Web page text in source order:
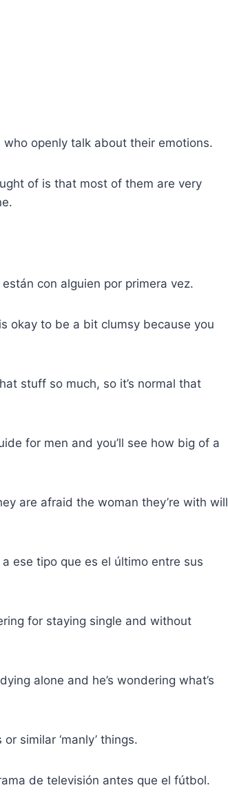
openly talk about their emotions.
of is that most of them are very
con alguien por primera vez.
okay to be a bit clumsy because you
stuff so much, so it’s normal that
for men and you’ll see how big of a
are afraid the woman they’re with will
ese tipo que es el último entre sus
for staying single and without
alone and he’s wondering what’s
similar ‘manly’ things.
de televisión antes que el fútbol.